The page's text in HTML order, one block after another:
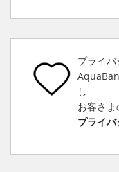
プライ
し
お客さま
プライ